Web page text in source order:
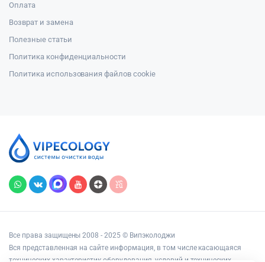
Оплата
Возврат и замена
Полезные статьи
Политика конфиденциальности
Политика использования файлов cookie
Все права защищены 2008 - 2025 © Випэколоджи
Вся представленная на сайте информация, в том числе касающаяся